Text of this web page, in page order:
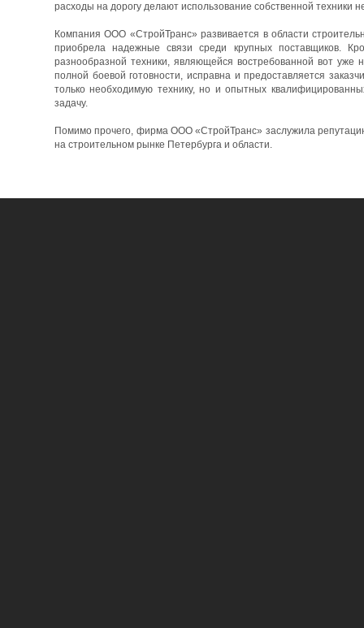
расходы на дорогу делают использование собственной техники
Компания ООО «СтройТранс» развивается в области
приобрела надежные связи среди крупных поставщиков.
разнообразной техники, являющейся востребованной вот уже
полной боевой готовности, исправна и предоставляется
только необходимую технику, но и опытных
задачу.
Помимо прочего, фирма ООО «СтройТранс» заслужила
на строительном рынке Петербурга и области.